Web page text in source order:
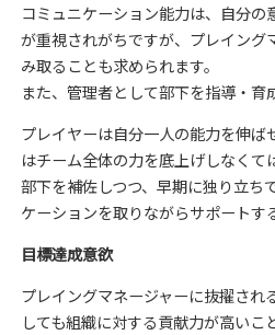
コミュニケーション能力は、自分の
が重視されがちですが、プレイング
み取ることも求められます。
また、管理者として部下を指導・育
プレイヤーは自分一人の能力を伸ば
はチーム全体の力を底上げしなくて
部下を補佐しつつ、早期に独り立ち
ケーションを取りながらサポートす
目標達成意欲
プレイングマネージャーに抜擢され
しても組織に対する貢献力が高い